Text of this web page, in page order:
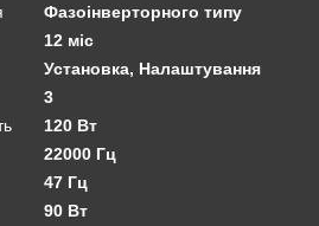
Фазоінверторного типу
12 міс
Установка, Налаштування
3
120 Вт
22000 Гц
47 Гц
90 Вт